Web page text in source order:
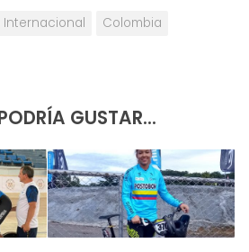
Internacional
Colombia
GUSTAR...